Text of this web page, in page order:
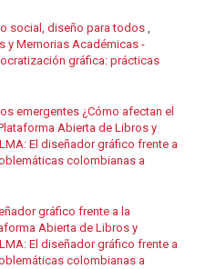
social, diseño para todos ,
y Memorias Académicas -
gráfica: prácticas
emergentes ¿Cómo afectan el
Abierta de Libros y
El diseñador gráfico frente a
colombianas a
gráfico frente a la
Abierta de Libros y
El diseñador gráfico frente a
colombianas a